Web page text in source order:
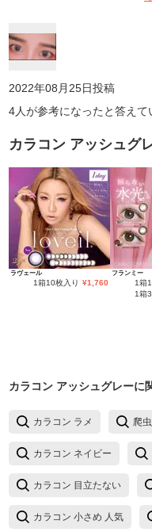
2022年08月25日投稿
4人が参考になったと答えて
カラコン アッシュグ
ラヴェール
1箱10枚入り ¥1,760
フランミー
1箱
1箱
カラコン アッシュグレーに
カラコン ラメ 爬
カラコン ネイビー
カラコン 目立たない
カラコン 小さめ 人気